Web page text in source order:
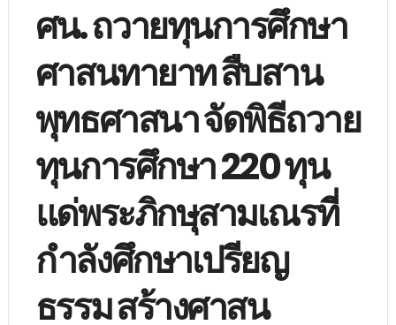
ศน. ถวายทุนการศึกษา
ศาสนทายาท สืบสาน
พุทธศาสนา จัดพิธีถวาย
ทุนการศึกษา 220 ทุน
แด่พระภิกษุสามเณรที่
กำลังศึกษาเปรียญ
ธรรม สร้างศาสน